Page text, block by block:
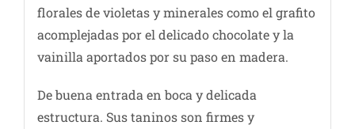
florales de violetas y minerales como el grafito
acomplejadas por el delicado chocolate y la
vainilla aportados por su paso en madera.
De buena entrada en boca y delicada
estructura. Sus taninos son firmes y